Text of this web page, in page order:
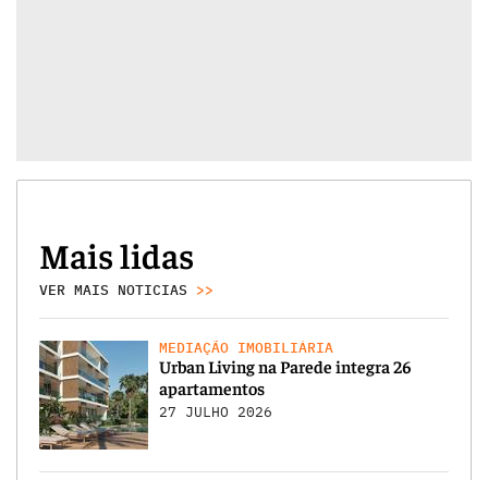
Mais lidas
VER MAIS NOTICIAS >>
MEDIAÇÃO IMOBILIÁRIA
Urban Living na Parede integra 26
apartamentos
27 JULHO 2026